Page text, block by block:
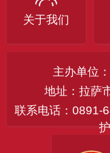
关于我们
主办单位
地址：拉萨
联系电话：0891-